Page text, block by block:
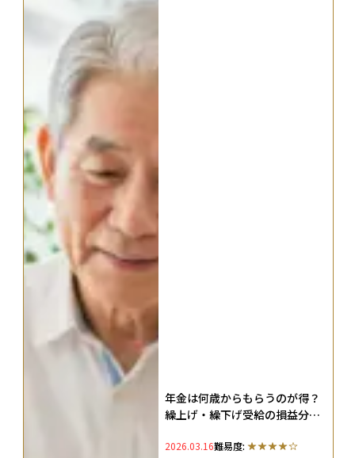
年金は何歳からもらうのが得？
繰上げ・繰下げ受給の損益分岐
2026.03.16難易度: